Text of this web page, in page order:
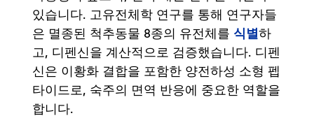
있습니다. 고유전체학 연구를 통해 연구자들
은 멸종된 척추동물 8종의 유전체를 식별하
고, 디펜신을 계산적으로 검증했습니다. 디펜
신은 이황화 결합을 포함한 양전하성 소형 펩
타이드로, 숙주의 면역 반응에 중요한 역할을
합니다.